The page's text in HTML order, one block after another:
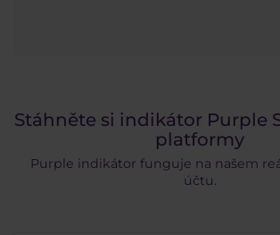
Stáhněte si indikátor Purple
platformy
Purple indikátor funguje na našem
účtu.